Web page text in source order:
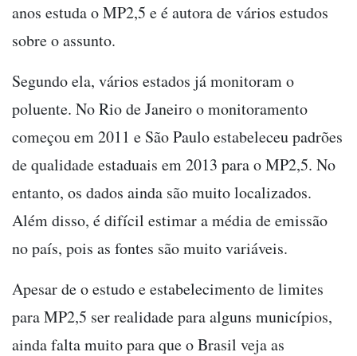
anos estuda o MP2,5 e é autora de vários estudos
sobre o assunto.
Segundo ela, vários estados já monitoram o
poluente. No Rio de Janeiro o monitoramento
começou em 2011 e São Paulo estabeleceu padrões
de qualidade estaduais em 2013 para o MP2,5. No
entanto, os dados ainda são muito localizados.
Além disso, é difícil estimar a média de emissão
no país, pois as fontes são muito variáveis.
Apesar de o estudo e estabelecimento de limites
para MP2,5 ser realidade para alguns municípios,
ainda falta muito para que o Brasil veja as